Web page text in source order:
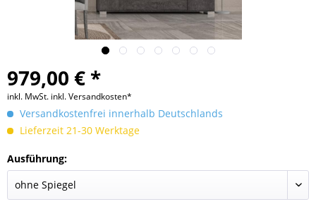
979,00 € *
inkl. MwSt. inkl. Versandkosten*
Versandkostenfrei innerhalb Deutschlands
Lieferzeit 21-30 Werktage
Ausführung: